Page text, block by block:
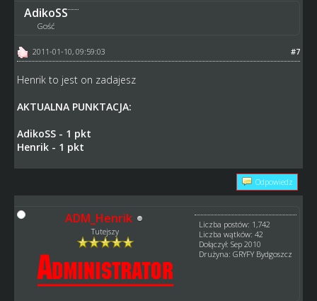
AdikoSS
Gość
#7
2011-01-10, 09:59:03
Henrik to jest on zadajesz
AKTUALNA PUNKTACJA:
AdikoSS - 1 pkt
Henrik - 1 pkt
Odpowiedz
ADM_Henrik
Tutejszy
Liczba postów: 1,742
Liczba wątków: 42
Dołączył: Sep 2010
Drużyna: GRYFY Bydgoszcz